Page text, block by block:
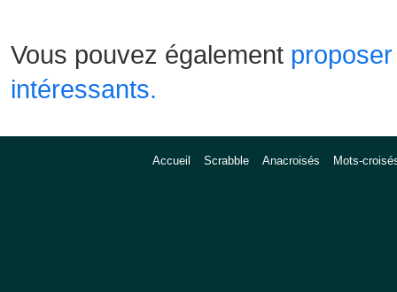
Vous pouvez également
intéressants.
Accueil Scrabble Anacroisés Mots-